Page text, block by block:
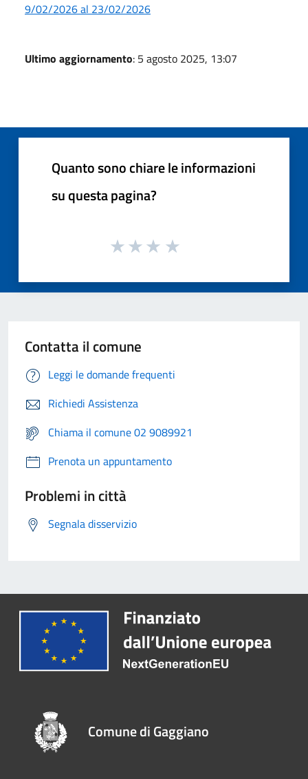
9/02/2026 al 23/02/2026
Ultimo aggiornamento: 5 agosto 2025, 13:07
Quanto sono chiare le informazioni
su questa pagina?
Contatta il comune
Leggi le domande frequenti
Richiedi Assistenza
Chiama il comune 02 9089921
Prenota un appuntamento
Problemi in città
Segnala disservizio
Comune di Gaggiano